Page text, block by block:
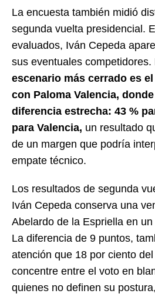
La encuesta también midió
segunda vuelta presidencial.
evaluados, Iván Cepeda
sus eventuales competidores.
escenario más cerrado es
con Paloma Valencia,
diferencia estrecha: 43 %
para Valencia, un resultado
de un margen que podría
empate técnico.
Los resultados de segunda
Iván Cepeda conserva una
Abelardo de la Espriella en
La diferencia de 9 puntos,
atención que 18 por ciento
concentre entre el voto en
quienes no definen su